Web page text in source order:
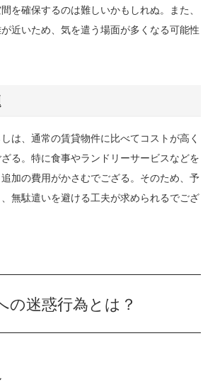
を確保するのは難しいかもしれぬ。また、
近いため、気を遣う場面が多くなる可能性
は、通常の賃貸物件に比べてコストが高く
る。特に食事やランドリーサービスなどを
加の費用がかさむでござる。そのため、予
無駄遣いを避ける工夫が求められるでござ
の迷惑行為とは？